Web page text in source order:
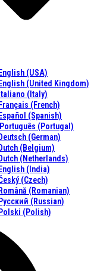
English (USA)
English (United Kingdom)
Italiano (Italy)
Français (French)
Español (Spanish)
Português (Portugal)
Deutsch (German)
Dutch (Belgium)
Dutch (Netherlands)
English (India)
(Czech)
Română (Romanian)
Русский (Russian)
Polski (Polish)